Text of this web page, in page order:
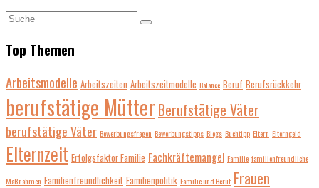
Top Themen
Arbeitsmodelle Arbeitszeiten Arbeitszeitmodelle Balance Beruf Berufsrückkehr
berufstätige Mütter Berufstätige Väter
berufstätige Väter Bewerbungsfragen Bewerbungstipps Blogs Buchtipp Eltern Elterngeld
Elternzeit Erfolgsfaktor Familie Fachkräftemangel Familie familienfreundliche
Maßnahmen Familienfreundlichkeit Familienpolitik Familie und Beruf Frauen